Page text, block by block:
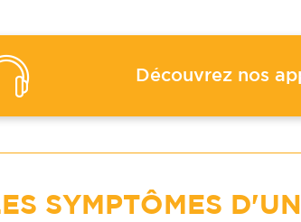
Découvrez nos
SYMPTÔMES